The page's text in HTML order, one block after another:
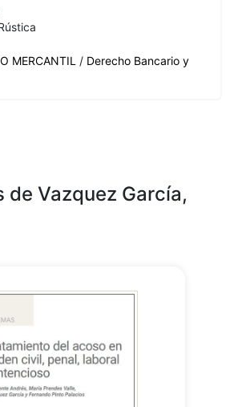
MERCANTIL / Derecho Bancario y
de Vazquez García,